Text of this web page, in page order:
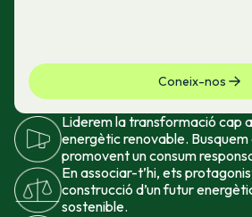
Coneix-nos
Liderem la transformació cap
energètic renovable. Busquem
promovent un consum
En associar-t’hi, ets
construcció d’un futur
sostenible.